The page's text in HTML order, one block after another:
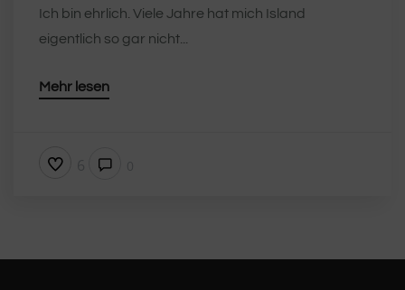
Ich bin ehrlich. Viele Jahre hat mich Island
eigentlich so gar nicht...
Mehr lesen